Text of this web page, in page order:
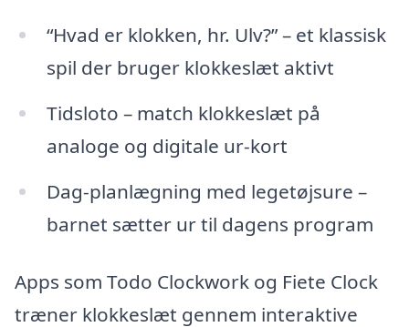
“Hvad er klokken, hr. Ulv?” – et klassisk
spil der bruger klokkeslæt aktivt
Tidsloto – match klokkeslæt på
analoge og digitale ur-kort
Dag-planlægning med legetøjsure –
barnet sætter ur til dagens program
Apps som Todo Clockwork og Fiete Clock
træner klokkeslæt gennem interaktive